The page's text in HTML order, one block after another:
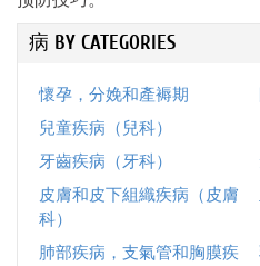
病 BY CATEGORIES
懷孕，分娩和產褥期
兒童疾病（兒科）
牙齒疾病（牙科）
皮膚和皮下組織疾病（皮膚
科）
肺部疾病，支氣管和胸膜疾